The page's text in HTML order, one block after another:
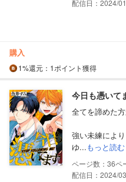
配信日：2024/
購入
1%還元 ：1ポイント獲得
今日も憑いて
全てを諦めた
強い未練によ
ゆ...もっと読む
36
配信日：2024/